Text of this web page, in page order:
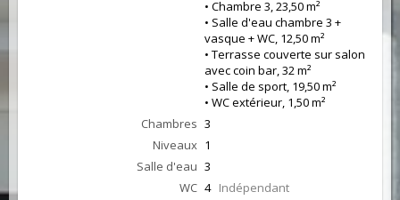
• Chambre 3, 23,50 m²
• Salle d'eau chambre 3 +
vasque + WC, 12,50 m²
• Terrasse couverte sur salon
avec coin bar, 32 m²
• Salle de sport, 19,50 m²
• WC extérieur, 1,50 m²
Chambres 3
Niveaux 1
Salle d'eau 3
WC 4 Indépendant